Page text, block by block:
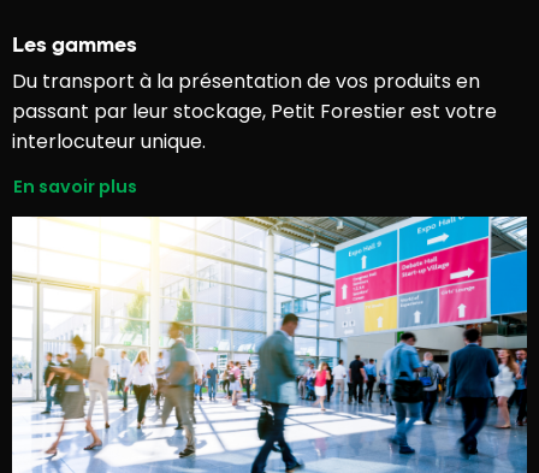
Les gammes
Du transport à la présentation de vos produits en
passant par leur stockage, Petit Forestier est votre
interlocuteur unique.
En savoir plus